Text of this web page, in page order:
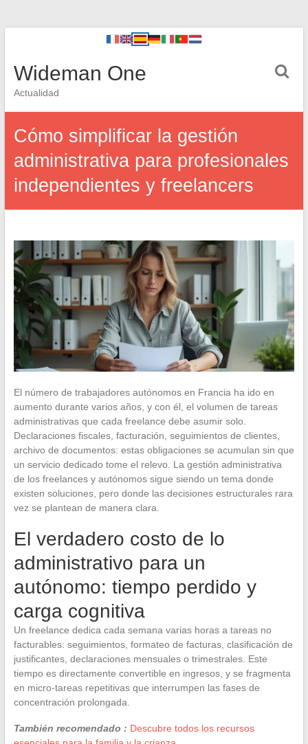
Wideman One
Actualidad
Cómo simplificar la gestión
administrativa para profesionales
independientes y freelancers
El número de trabajadores autónomos en Francia ha ido en
aumento durante varios años, y con él, el volumen de tareas
administrativas que cada freelance debe asumir solo.
Declaraciones fiscales, facturación, seguimientos de clientes,
archivo de documentos: estas obligaciones se acumulan sin que
un servicio dedicado tome el relevo. La gestión administrativa
de los freelances y autónomos sigue siendo un tema donde
existen soluciones, pero donde las decisiones estructurales rara
vez se plantean de manera clara.
El verdadero costo de lo
administrativo para un
autónomo: tiempo perdido y
carga cognitiva
Un freelance dedica cada semana varias horas a tareas no
facturables: seguimientos, formateo de facturas, clasificación de
justificantes, declaraciones mensuales o trimestrales. Este
tiempo es directamente convertible en ingresos, y se fragmenta
en micro-tareas repetitivas que interrumpen las fases de
concentración prolongada.
También recomendado : Descubre todos los recursos